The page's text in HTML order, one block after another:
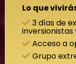
Lo que
3 días de
inversionistas
Acceso a
Grupo